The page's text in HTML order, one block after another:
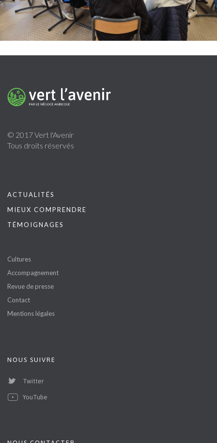
© 2017 Vert l'Avenir
Tous droits réservés
ACTUALITÉS
MIEUX COMPRENDRE
TÉMOIGNAGES
Cultures
Accompagnement
Revue de presse
Contact
Mentions légales
NOUS SUIVRE
Twitter
YouTube